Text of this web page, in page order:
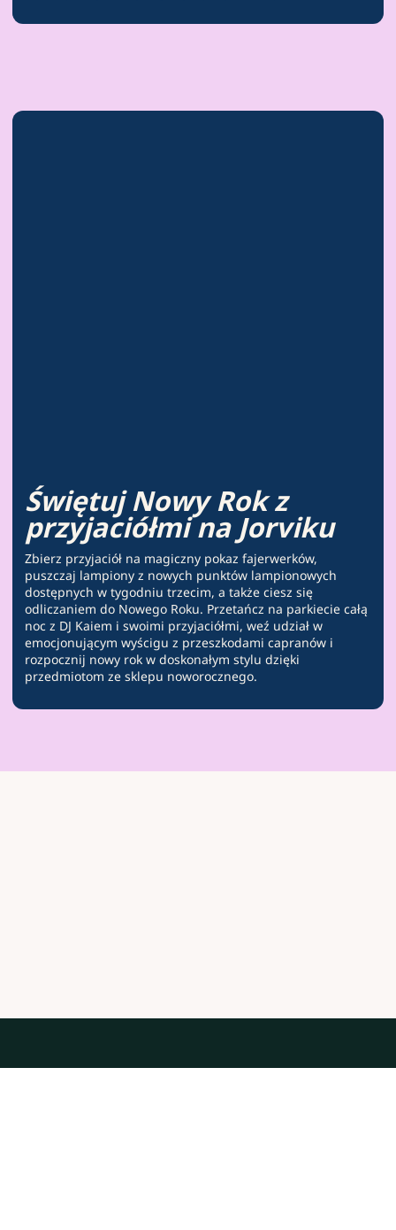
Świętuj Nowy Rok z
przyjaciółmi na Jorviku
Zbierz przyjaciół na magiczny pokaz fajerwerków,
puszczaj lampiony z nowych punktów lampionowych
dostępnych w tygodniu trzecim, a także ciesz się
odliczaniem do Nowego Roku. Przetańcz na parkiecie całą
noc z DJ Kaiem i swoimi przyjaciółmi, weź udział w
emocjonującym wyścigu z przeszkodami capranów i
rozpocznij nowy rok w doskonałym stylu dzięki
przedmiotom ze sklepu noworocznego.